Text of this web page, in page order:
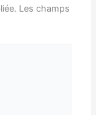
Les champs